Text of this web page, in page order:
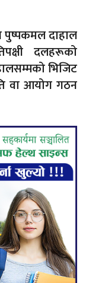
पुष्पकमल दाहाल
दलहरूको
भिजिट
वा आयोग गठन